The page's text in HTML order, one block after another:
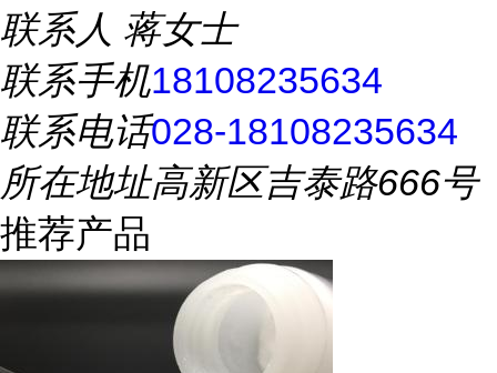
联系人 蒋女士
联系手机18108235634
联系电话028-18108235634
所在地址高新区吉泰路666号
推荐产品